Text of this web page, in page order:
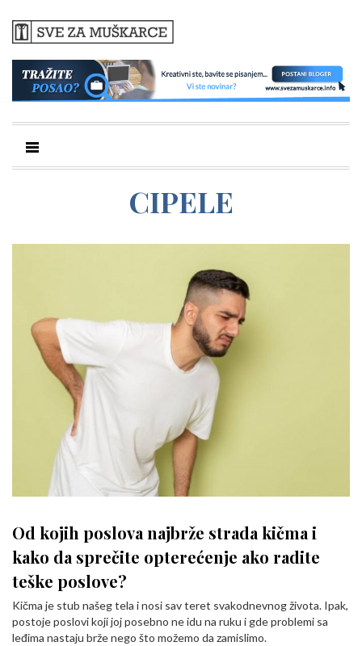
CIPELE
Od kojih poslova najbrže strada kičma i
kako da sprečite opterećenje ako radite
teške poslove?
Kičma je stub našeg tela i nosi sav teret svakodnevnog života. Ipak,
postoje poslovi koji joj posebno ne idu na ruku i gde problemi sa
leđima nastaju brže nego što možemo da zamislimo.